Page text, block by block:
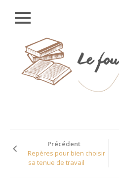
Close
UNIVERS
PROUSTIEN
À LA RECHERCHE DU
LES 2 511
PERSONNAGES (H À
Précédent
Repères pour bien choisir
sa tenue de travail